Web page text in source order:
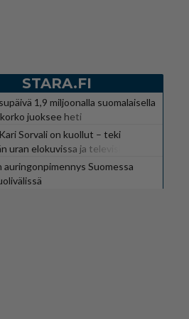
STARA.FI
1,9 miljoonalla suomalaisella
juoksee heti
Sorvali on kuollut – teki
uran elokuvissa ja televisiossa
Suomessa